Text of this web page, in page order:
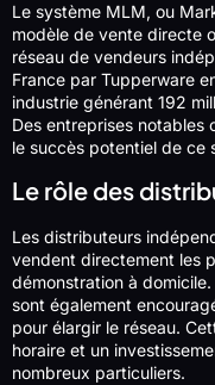
Le système MLM, ou
modèle de vente directe
réseau de vendeurs
France par Tupperware
industrie générant 192
Des entreprises notables
le succès potentiel de ce
Le rôle des
Les distributeurs
vendent directement les
démonstration à
sont également
pour élargir le réseau.
horaire et un
nombreux particuliers.